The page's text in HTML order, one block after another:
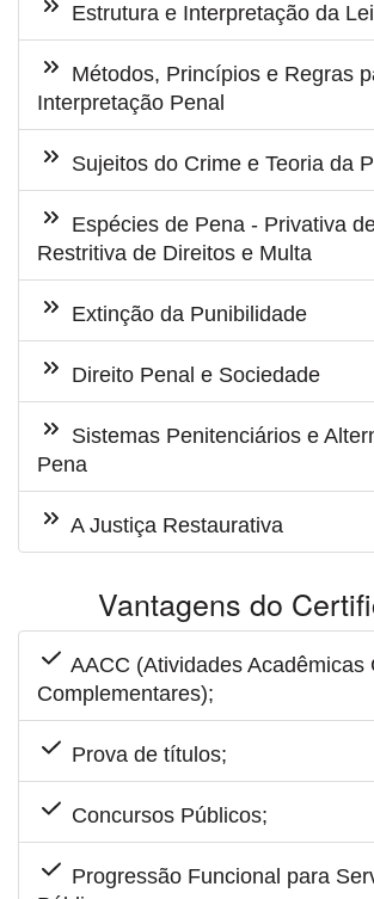
Estrutura e Interpretação da
Métodos, Princípios e Regras
Interpretação Penal
Sujeitos do Crime e Teoria da
Espécies de Pena - Privativa
Restritiva de Direitos e Multa
Extinção da Punibilidade
Direito Penal e Sociedade
Sistemas Penitenciários e
Pena
A Justiça Restaurativa
Vantagens do
AACC (Atividades Acadêmicas
Complementares);
Prova de títulos;
Concursos Públicos;
Progressão Funcional para